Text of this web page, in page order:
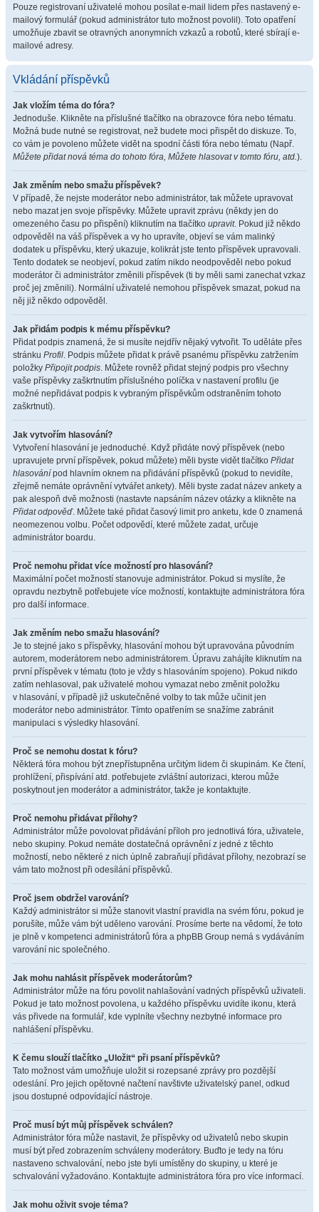
Pouze registrovaní uživatelé mohou posílat e-mail lidem přes nastavený e-
mailový formulář (pokud administrátor tuto možnost povolil). Toto opatření
umožňuje zbavit se otravných anonymních vzkazů a robotů, které sbírají e-
mailové adresy.
Vkládání příspěvků
Jak vložím téma do fóra?
Jednoduše. Klikněte na příslušné tlačítko na obrazovce fóra nebo tématu.
Možná bude nutné se registrovat, než budete moci přispět do diskuze. To,
co vám je povoleno můžete vidět na spodní části fóra nebo tématu (Např.
Můžete přidat nová téma do tohoto fóra, Můžete hlasovat v tomto fóru, atd.).
Jak změním nebo smažu příspěvek?
V případě, že nejste moderátor nebo administrátor, tak můžete upravovat
nebo mazat jen svoje příspěvky. Můžete upravit zprávu (někdy jen do
omezeného času po přispění) kliknutím na tlačítko upravit. Pokud již někdo
odpověděl na váš příspěvek a vy ho upravíte, objeví se vám malinký
dodatek u příspěvku, který ukazuje, kolikrát jste tento příspěvek upravovali.
Tento dodatek se neobjeví, pokud zatím nikdo neodpověděl nebo pokud
moderátor či administrátor změnili příspěvek (ti by měli sami zanechat vzkaz
proč jej změnili). Normální uživatelé nemohou příspěvek smazat, pokud na
něj již někdo odpověděl.
Jak přidám podpis k mému příspěvku?
Přidat podpis znamená, že si musíte nejdřív nějaký vytvořit. To uděláte přes
stránku Profil. Podpis můžete přidat k právě psanému příspěvku zatržením
položky Připojit podpis. Můžete rovněž přidat stejný podpis pro všechny
vaše příspěvky zaškrtnutím příslušného políčka v nastavení profilu (je
možné nepřidávat podpis k vybraným příspěvkům odstraněním tohoto
zaškrtnutí).
Jak vytvořím hlasování?
Vytvoření hlasování je jednoduché. Když přidáte nový příspěvek (nebo
upravujete první příspěvek, pokud můžete) měli byste vidět tlačítko Přidat
hlasování pod hlavním oknem na přidávání příspěvků (pokud to nevidíte,
zřejmě nemáte oprávnění vytvářet ankety). Měli byste zadat název ankety a
pak alespoň dvě možnosti (nastavte napsáním název otázky a klikněte na
Přidat odpověď. Můžete také přidat časový limit pro anketu, kde 0 znamená
neomezenou volbu. Počet odpovědí, které můžete zadat, určuje
administrátor boardu.
Proč nemohu přidat více možností pro hlasování?
Maximální počet možností stanovuje administrátor. Pokud si myslíte, že
opravdu nezbytně potřebujete více možností, kontaktujte administrátora fóra
pro další informace.
Jak změním nebo smažu hlasování?
Je to stejné jako s příspěvky, hlasování mohou být upravována původním
autorem, moderátorem nebo administrátorem. Úpravu zahájíte kliknutím na
první příspěvek v tématu (toto je vždy s hlasováním spojeno). Pokud nikdo
zatím nehlasoval, pak uživatelé mohou vymazat nebo změnit položku
v hlasování, v případě již uskutečněné volby to tak může učinit jen
moderátor nebo administrátor. Tímto opatřením se snažíme zabránit
manipulaci s výsledky hlasování.
Proč se nemohu dostat k fóru?
Některá fóra mohou být znepřístupněna určitým lidem či skupinám. Ke čtení,
prohlížení, přispívání atd. potřebujete zvláštní autorizaci, kterou může
poskytnout jen moderátor a administrátor, takže je kontaktujte.
Proč nemohu přidávat přílohy?
Administrátor může povolovat přidávání příloh pro jednotlivá fóra, uživatele,
nebo skupiny. Pokud nemáte dostatečná oprávnění z jedné z těchto
možností, nebo některé z nich úplně zabraňují přidávat přílohy, nezobrazí se
vám tato možnost při odesílání příspěvků.
Proč jsem obdržel varování?
Každý administrátor si může stanovit vlastní pravidla na svém fóru, pokud je
porušíte, může vám být uděleno varování. Prosíme berte na vědomí, že toto
je plně v kompetenci administrátorů fóra a phpBB Group nemá s vydáváním
varování nic společného.
Jak mohu nahlásit příspěvek moderátorům?
Administrátor může na fóru povolit nahlašování vadných příspěvků uživateli.
Pokud je tato možnost povolena, u každého příspěvku uvidíte ikonu, která
vás přivede na formulář, kde vyplníte všechny nezbytné informace pro
nahlášení příspěvku.
K čemu slouží tlačítko „Uložit“ při psaní příspěvků?
Tato možnost vám umožňuje uložit si rozepsané zprávy pro pozdější
odeslání. Pro jejich opětovné načtení navštivte uživatelský panel, odkud
jsou dostupné odpovídající nástroje.
Proč musí být můj příspěvek schválen?
Administrátor fóra může nastavit, že příspěvky od uživatelů nebo skupin
musí být před zobrazením schváleny moderátory. Buďto je tedy na fóru
nastaveno schvalování, nebo jste byli umístěny do skupiny, u které je
schvalování vyžadováno. Kontaktujte administrátora fóra pro více informací.
Jak mohu oživit svoje téma?